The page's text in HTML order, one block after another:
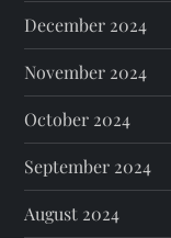
December 2024
November 2024
October 2024
September 2024
August 2024